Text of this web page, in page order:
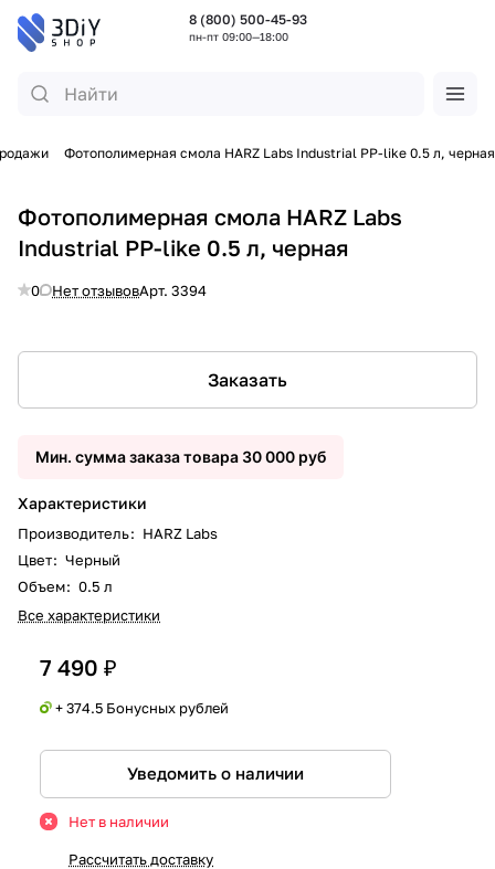
8 (800) 500-45-93
пн-пт 09:00—18:00
Фотополимерная смола HARZ Labs Industrial PP-like 0.5 л, черная
Фотополимерная смола HARZ Labs
Industrial PP-like 0.5 л, черная
0 Нет отзывовАрт. 3394
Заказать
Мин. сумма заказа товара 30 000 руб
Характеристики
Производитель: HARZ Labs
Цвет: Черный
Объем: 0.5 л
Все характеристики
7 490 ₽
+ 374.5 Бонусных рублей
Уведомить о наличии
Нет в наличии
Рассчитать доставку